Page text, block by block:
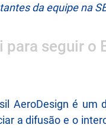
da equipe na
para seguir
AeroDesign é
a difusão e o